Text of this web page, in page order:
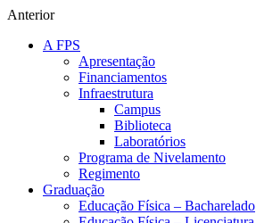
Anterior
A FPS
Apresentação
Financiamentos
Infraestrutura
Campus
Biblioteca
Laboratórios
Programa de Nivelamento
Regimento
Graduação
Educação Física – Bacharelado